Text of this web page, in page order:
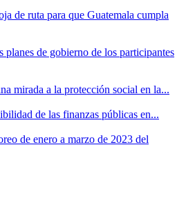
de ruta para que Guatemala cumpla
planes de gobierno de los participantes
mirada a la protección social en la...
de las finanzas públicas en...
de enero a marzo de 2023 del